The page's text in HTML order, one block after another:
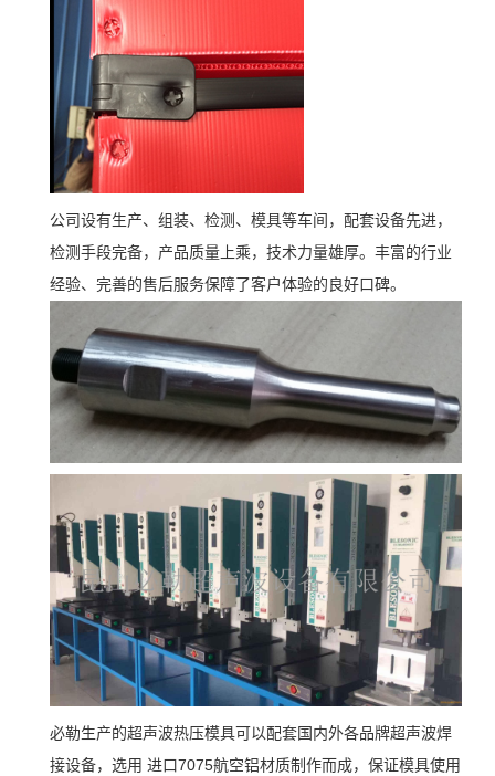
公司设有生产、组装、检测、模具等车间，配套设备先进，
检测手段完备，产品质量上乘，技术力量雄厚。丰富的行业
经验、完善的售后服务保障了客户体验的良好口碑。
必勒生产的超声波热压模具可以配套国内外各品牌超声波焊
接设备，选用 进口7075航空铝材质制作而成，保证模具使用